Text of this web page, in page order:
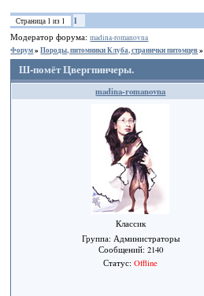
Страница 1 из 1 1
Модератор форума:madina-romanovna
Форум»Породы, питомники Клуба, странички питомцев»
Ш-помёт Цвергпинчеры.
madina-romanovna
Классик
Группа: Администраторы
Сообщений: 2140
Статус:Offline